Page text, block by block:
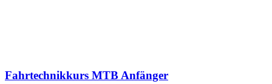
Fahrtechnikkurs MTB Anfänger